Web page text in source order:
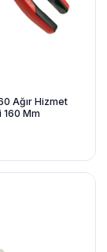
Ağır Hizmet
160 Mm